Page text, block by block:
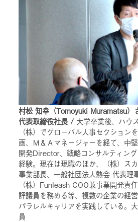
村松 知幸（Tomoyuki Muramatsu）
代表取締役社長 / 大学卒業後、ハウ
（株）でグローバル人事セクション
画、Ｍ＆Ａマネージャーを経て、中
開発Director、戦略コンサルティン
経験。現在は現職のほか、（株）ス
事業部長、一般社団法人熱会 代表理
（株）Funleash COO兼事業開発責
評議員を務める等、複数の企業の経
パラレルキャリアを実践している。
員